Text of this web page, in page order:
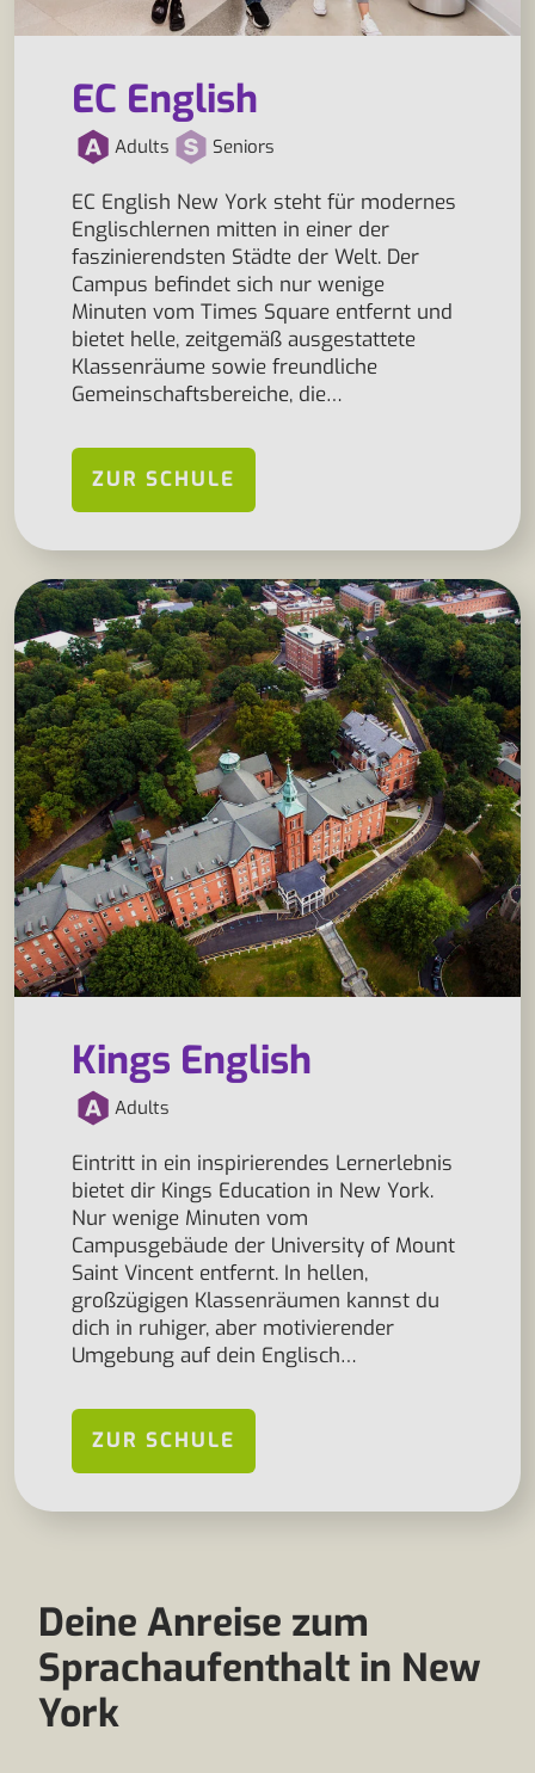
EC English
Adults Seniors
EC English New York steht für modernes
Englischlernen mitten in einer der
faszinierendsten Städte der Welt. Der
Campus befindet sich nur wenige
Minuten vom Times Square entfernt und
bietet helle, zeitgemäß ausgestattete
Klassenräume sowie freundliche
Gemeinschaftsbereiche, die…
ZUR SCHULE
Kings English
Adults
Eintritt in ein inspirierendes Lernerlebnis
bietet dir Kings Education in New York.
Nur wenige Minuten vom
Campusgebäude der University of Mount
Saint Vincent entfernt. In hellen,
großzügigen Klassenräumen kannst du
dich in ruhiger, aber motivierender
Umgebung auf dein Englisch…
ZUR SCHULE
Deine Anreise zum
Sprachaufenthalt in New
York